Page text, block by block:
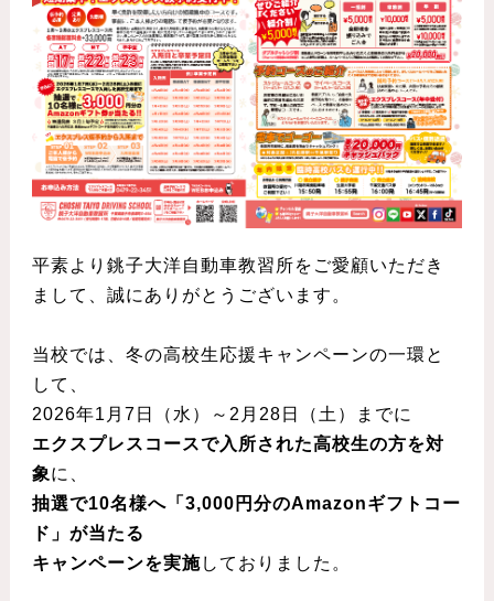
平素より銚子大洋自動車教習所をご愛顧いただき
まして、誠にありがとうございます。
当校では、冬の高校生応援キャンペーンの一環と
して、
2026年1月7日（水）～2月28日（土）までに
エクスプレスコースで入所された高校生の方を対
象に、
抽選で10名様へ「3,000円分のAmazonギフトコー
ド」が当たる
キャンペーンを実施しておりました。